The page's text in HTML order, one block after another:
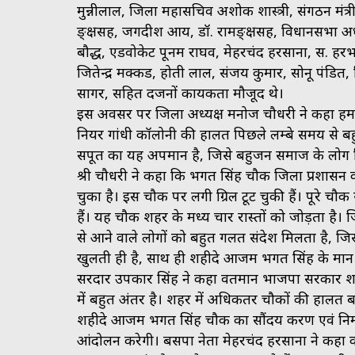
मुन्नीलाल, जिला महासचिव अशोक शास्त्री, संगठन
ङ्क्षसह, जगदीश आर्य, डॉ. रामङ्क्षसह, विधानसभा
बौद्ध, एडवोकेट पूनम राघव, मेहरचंद हरसाना, स.
जितेन्द्र मक्कड, होती लाल, संजय कुमार, सोनू पंडित,
सागर, सहित दर्जनों कार्यकर्ता मौजूद थे।
इस अवसर पर जिला अध्यक्ष मनोज चौधरी ने
नियर गांधी कॉलोनी की हालत पिछले लम्बे समय से
सपूत का यह अपमान है, जिसे बहुजन समाज के लोग
श्री चौधरी ने कहा कि भगत सिंह चौक जिला
चुका है। इस चौक पर लगी ग्रिल टूट चुकी हैं। पूरे
हैं। यह चौक शहर के मध्य चार रास्तों को जोड़ता है।
से आने वाले लोगों को बहुत गलत संदेश मिलता है,
खुलती ही है, साथ ही शहीदे आजम भगत सिंह के
सरदार उपकार सिंह ने कहा वर्तमान भाजपा
में बहुत अंतर है। शहर में अधिकतर चौकों की हालत
शहीदे आजम भगत सिंह चौक का सौंदर्य करण एवं
आंदोलन करेगी। बसपा नेता मेहरचंद हरसाना ने कहा